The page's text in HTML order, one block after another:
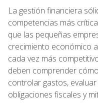
La gestión financiera
competencias más
que las pequeñas
crecimiento económico
cada vez más
deben comprender
controlar gastos,
obligaciones fiscales y